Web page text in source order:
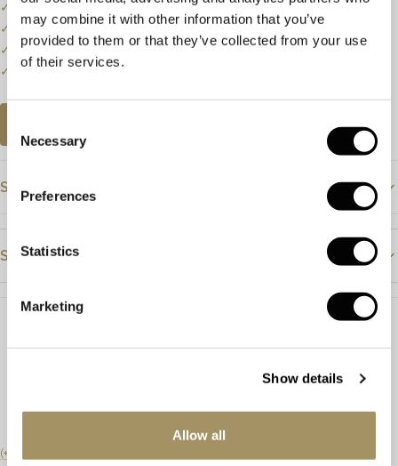
may combine it with other information that you’ve
provided to them or that they’ve collected from your use
of their services.
Selection
Necessary
Preferences
Statistics
Marketing
Show details
Allow all
✓
Bel of mail ons voor de actuele voorraadstatus.
✓
Prijzen kunnen onderhevig zijn aan veranderingen.
✓
Een klein deel van onze collectie staat online.
✓
Bezoek onze winkel voor de volledige collectie.
Specificaties
Steensoort
Mogelijk
Artikelnummer
Steendetails
Steensoort
Briljant
Zuiverheid
(+31) 20 6270901